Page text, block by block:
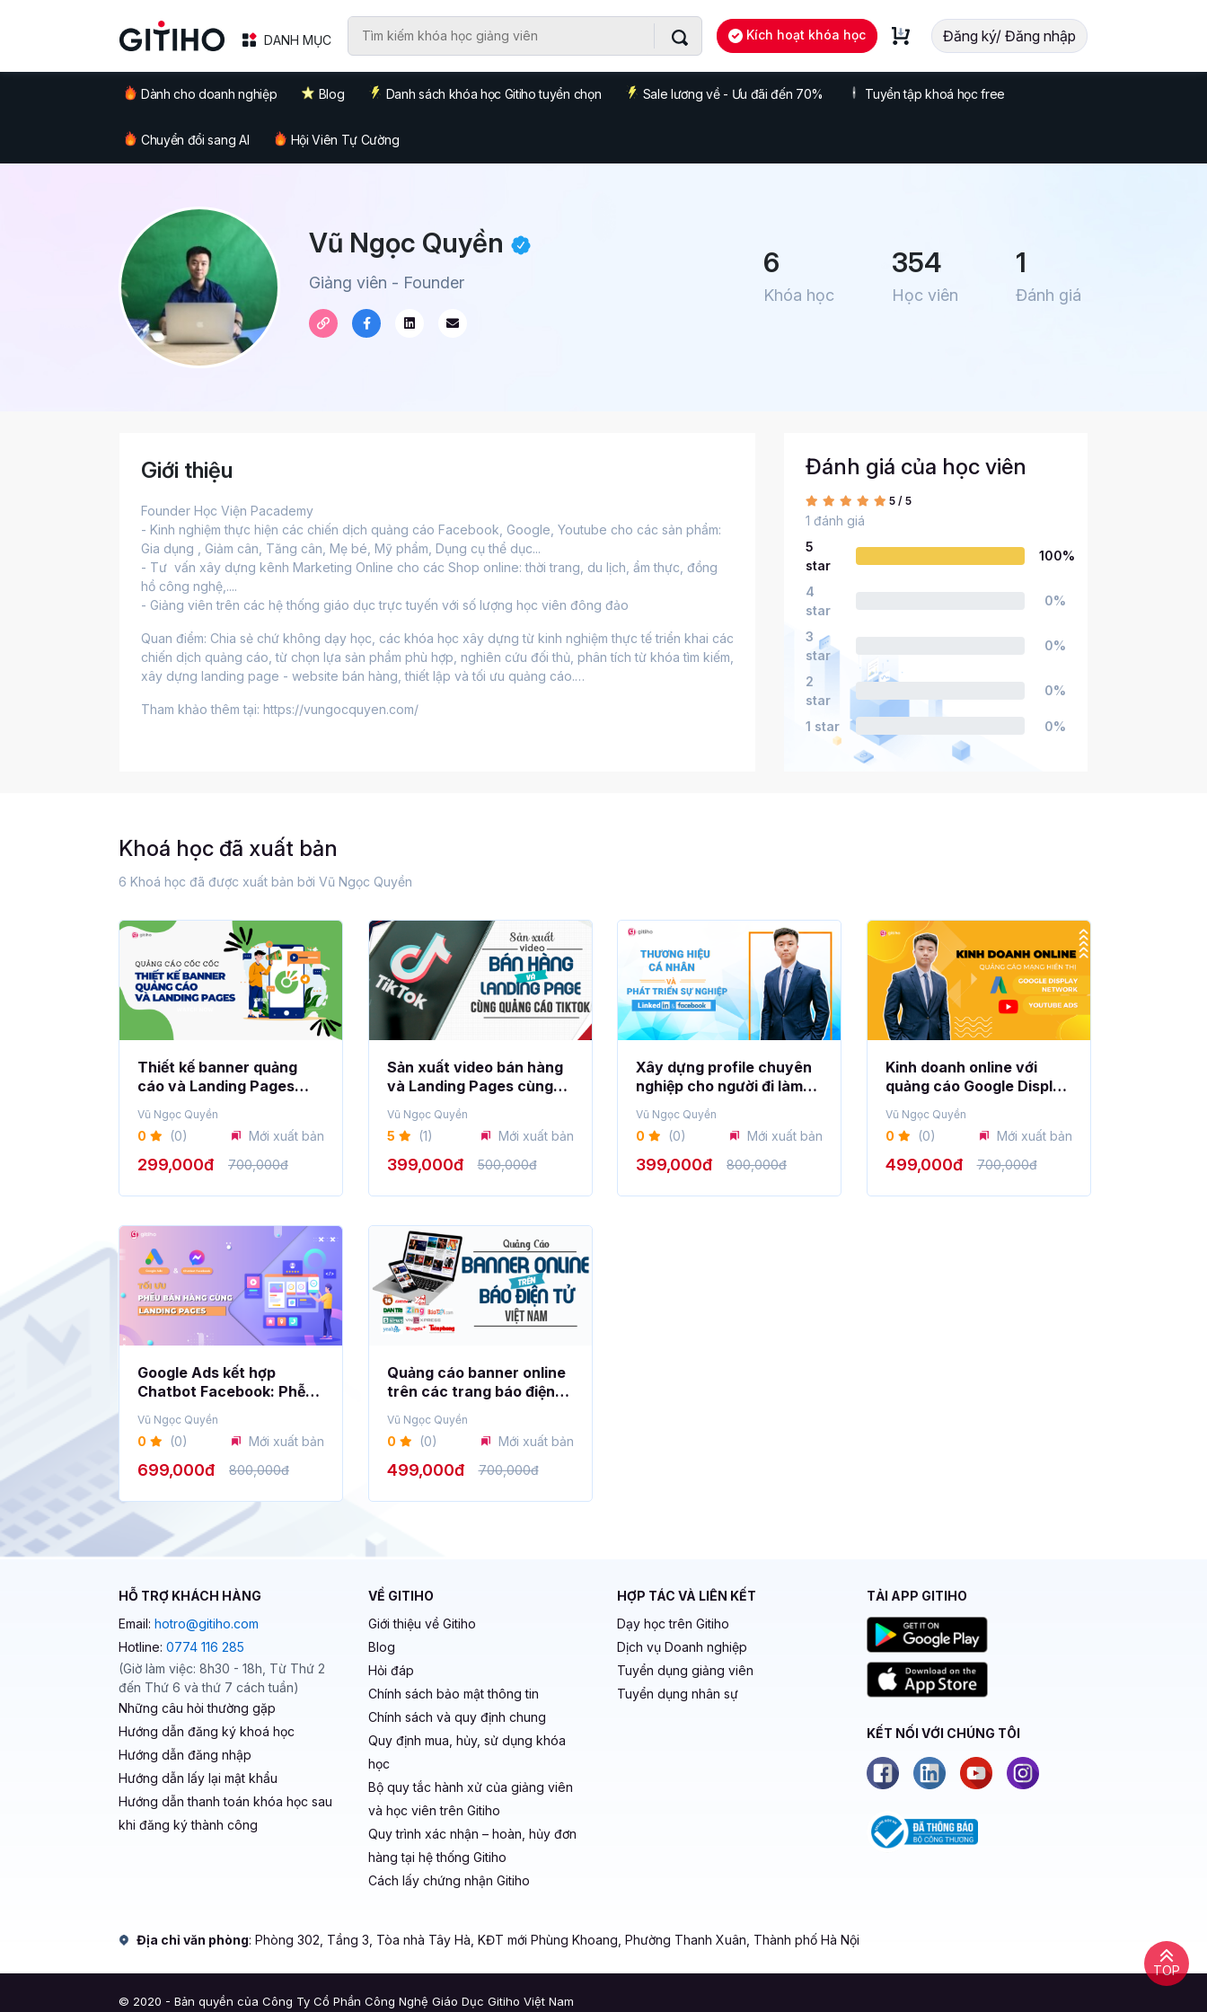
DANH MỤC Kích hoạt khóa học Đăng ký/ Đăng nhập
Dành cho doanh nghiệp Blog Danh sách khóa học Gitiho tuyển chọn Sale lương về - Ưu đãi đến 70% Tuyển tập khoá học free
Chuyển đổi sang AI Hội Viên Tự Cường
Vũ Ngọc Quyền
Giảng viên - Founder
6
Khóa học
354
Học viên
1
Đánh giá
Giới thiệu
Founder Học Viện Pacademy
- Kinh nghiệm thực hiện các chiến dịch quảng cáo Facebook, Google, Youtube cho các sản phẩm:
Gia dụng , Giảm cân, Tăng cân, Mẹ bé, Mỹ phẩm, Dụng cụ thể dục...
- Tư  vấn xây dựng kênh Marketing Online cho các Shop online: thời trang, du lịch, ẩm thực, đồng
hồ công nghệ,....
- Giảng viên trên các hệ thống giáo dục trực tuyến với số lượng học viên đông đảo
Quan điểm: Chia sẻ chứ không dạy học, các khóa học xây dựng từ kinh nghiệm thực tế triển khai các
chiến dịch quảng cáo, từ chọn lựa sản phẩm phù hợp, nghiên cứu đối thủ, phân tích từ khóa tìm kiếm,
xây dựng landing page - website bán hàng, thiết lập và tối ưu quảng cáo.…
Tham khảo thêm tại: https://vungocquyen.com/
Đánh giá của học viên
5 / 5
1 đánh giá
5
star
100%
4
star
0%
3
star
0%
2
star
0%
1 star 0%
Khoá học đã xuất bản
6 Khoá học đã được xuất bản bởi Vũ Ngọc Quyền
Thiết kế banner quảng
cáo và Landing Pages
cùng quảng cáo Cốc Cốc
Vũ Ngọc Quyền
0 (0) Mới xuất bản
299,000đ 700,000đ
Sản xuất video bán hàng
và Landing Pages cùng
quảng cáo TikTok
Vũ Ngọc Quyền
5 (1) Mới xuất bản
399,000đ 500,000đ
Xây dựng profile chuyên
nghiệp cho người đi làm
trên Facebook và
LinkedIn
Vũ Ngọc Quyền
0 (0) Mới xuất bản
399,000đ 800,000đ
Kinh doanh online với
quảng cáo Google Display
Network và YouTube Ads
Vũ Ngọc Quyền
0 (0) Mới xuất bản
499,000đ 700,000đ
Google Ads kết hợp
Chatbot Facebook: Phễu
bán hàng cùng Landing
Pages
Vũ Ngọc Quyền
0 (0) Mới xuất bản
699,000đ 800,000đ
Quảng cáo banner online
trên các trang báo điện
tử Việt Nam
Vũ Ngọc Quyền
0 (0) Mới xuất bản
499,000đ 700,000đ
TOP
HỖ TRỢ KHÁCH HÀNG
Email: hotro@gitiho.com
Hotline: 0774 116 285
(Giờ làm việc: 8h30 - 18h, Từ Thứ 2
đến Thứ 6 và thứ 7 cách tuần)
Những câu hỏi thường gặp
Hướng dẫn đăng ký khoá học
Hướng dẫn đăng nhập
Hướng dẫn lấy lại mật khẩu
Hướng dẫn thanh toán khóa học sau
khi đăng ký thành công
VỀ GITIHO
Giới thiệu về Gitiho
Blog
Hỏi đáp
Chính sách bảo mật thông tin
Chính sách và quy định chung
Quy định mua, hủy, sử dụng khóa
học
Bộ quy tắc hành xử của giảng viên
và học viên trên Gitiho
Quy trình xác nhận – hoàn, hủy đơn
hàng tại hệ thống Gitiho
Cách lấy chứng nhận Gitiho
HỢP TÁC VÀ LIÊN KẾT
Dạy học trên Gitiho
Dịch vụ Doanh nghiệp
Tuyển dụng giảng viên
Tuyển dụng nhân sự
TẢI APP GITIHO
KẾT NỐI VỚI CHÚNG TÔI
Địa chỉ văn phòng: Phòng 302, Tầng 3, Tòa nhà Tây Hà, KĐT mới Phùng Khoang, Phường Thanh Xuân, Thành phố Hà Nội
© 2020 - Bản quyền của Công Ty Cổ Phần Công Nghệ Giáo Dục Gitiho Việt Nam